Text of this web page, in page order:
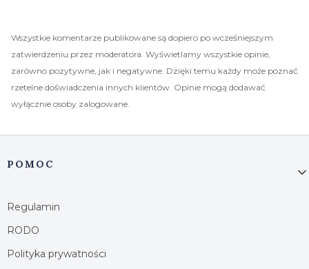
Wszystkie komentarze publikowane są dopiero po wcześniejszym
zatwierdzeniu przez moderatora. Wyświetlamy wszystkie opinie,
zarówno pozytywne, jak i negatywne. Dzięki temu każdy może poznać
rzetelne doświadczenia innych klientów. Opinie mogą dodawać
wyłącznie osoby zalogowane.
Linki w stopce
POMOC
Regulamin
RODO
Polityka prywatności